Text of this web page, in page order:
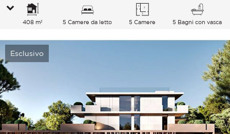
408 m² 5 Camere da letto 5 Camere 5 Bagni con vasca
Esclusivo